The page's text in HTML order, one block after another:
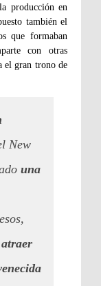
producción en
también el
que formaban
con otras
el gran trono de
New
una
atraer